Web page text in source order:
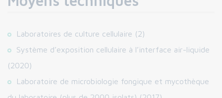
Laboratoires de culture cellulaire (2)
Système d’exposition cellulaire à l’interface air-liquide
(2020)
Laboratoire de microbiologie fongique et mycothèque